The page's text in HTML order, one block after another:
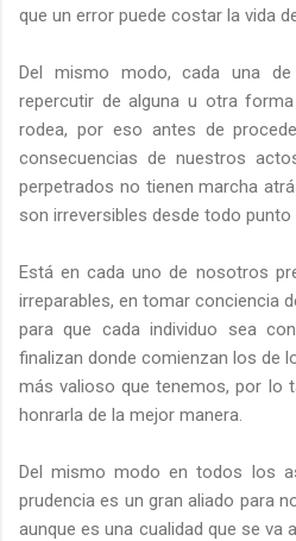
que un error puede costar la vida
Del mismo modo, cada una de
repercutir de alguna u otra
rodea, por eso antes de
consecuencias de nuestros
perpetrados no tienen marcha
son irreversibles desde todo punto
Está en cada uno de nosotros
irreparables, en tomar conciencia
para que cada individuo sea
finalizan donde comienzan los de
más valioso que tenemos, por lo
honrarla de la mejor manera.
Del mismo modo en todos los
prudencia es un gran aliado para
aunque es una cualidad que se va